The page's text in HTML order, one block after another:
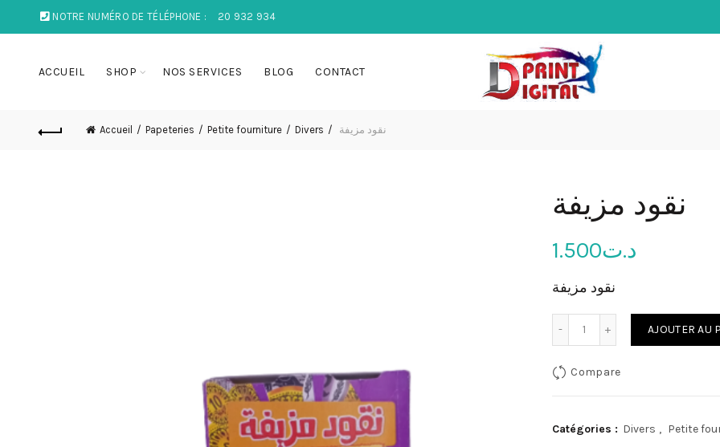
NOTRE NUMÉRO DE TÉLÉPHONE : 20 932 934
ACCUEIL SHOP NOS SERVICES BLOG CONTACT
Accueil Papeteries Petite fourniture Divers نقود مزيفة
نقود مزيفة
د.ت1.500
نقود مزيفة
AJOUTER AU
Compare
Catégories : Divers , Petite